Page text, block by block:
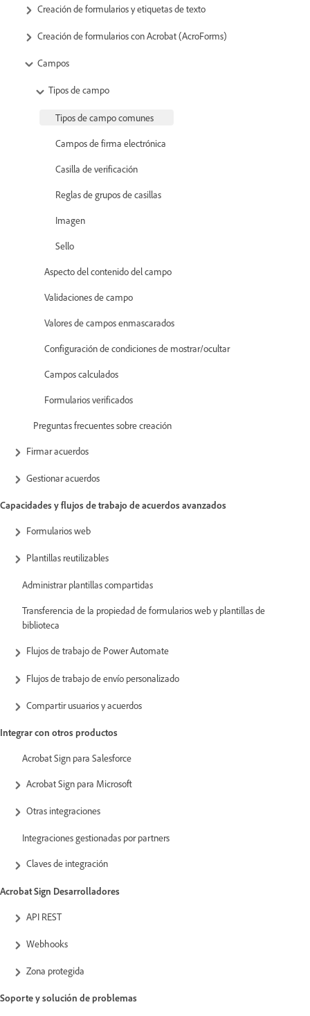
Creación de formularios y etiquetas de texto
Creación de formularios con Acrobat (AcroForms)
Campos
Tipos de campo
Tipos de campo comunes
Campos de firma electrónica
Casilla de verificación
Reglas de grupos de casillas
Imagen
Sello
Aspecto del contenido del campo
Validaciones de campo
Valores de campos enmascarados
Configuración de condiciones de mostrar/ocultar
Campos calculados
Formularios verificados
Preguntas frecuentes sobre creación
Firmar acuerdos
Gestionar acuerdos
Capacidades y flujos de trabajo de acuerdos avanzados
Formularios web
Plantillas reutilizables
Administrar plantillas compartidas
Transferencia de la propiedad de formularios web y plantillas de
biblioteca
Flujos de trabajo de Power Automate
Flujos de trabajo de envío personalizado
Compartir usuarios y acuerdos
Integrar con otros productos
Acrobat Sign para Salesforce
Acrobat Sign para Microsoft
Otras integraciones
Integraciones gestionadas por partners
Claves de integración
Acrobat Sign Desarrolladores
API REST
Webhooks
Zona protegida
Soporte y solución de problemas